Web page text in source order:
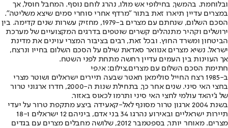
ובלוחמת. בהמשך, בחילופי אש מולו, נהרג לוחם נוסף. המחבל חוסל, אך
במצרים עדיין תיארו זאת בתור "מרדף אחרי סוחרי סמים שיצא משליטה".
הסכם השלום, שנחתם עם מצרים ב-1979, מחזיק עשרות שנים קדימה. בין
ירושלים וקהיר מתנהלים קשרים שוטפים בדרגים המקצועיים של מערכת
הביטחון ומשרד החוץ. ובכל זאת, רבים בציבור המצרי עוינים את מדינת
ישראל. נשיא מצרים אנוואר סאדאת שילם על הסכם השלום בחייו ונרצח,
אך העוינות בין העמים עדיין רחשה מתחת לפני השטח.
חתימת הסכם השלום עם מצרים,צילום: אי.פי
ב-1985 רצח החייל סולימאן חאטר שבעה תיירים ישראלים ושוטר מצרי
בחצי האי סיני. שנים אחר כך, בתחילת שנות ה-2000, חדרו ארגוני טרור
של ג'יהאד עולמי לחצי האי סיני ותרמו לכאוס באזור.
בשנת 2004 ארגון טרור מסונף לאל-קאעידה ביצע מתקפת טרור על יעדי
תיירות ישראליים ובאירוע נהרגו 34 בני אדם, ביניהם 12 ישראלים ו-18
מצרים. מאוחר יותר, בספטמבר 2012, שלושה מחבלים מצרים עם בגדים